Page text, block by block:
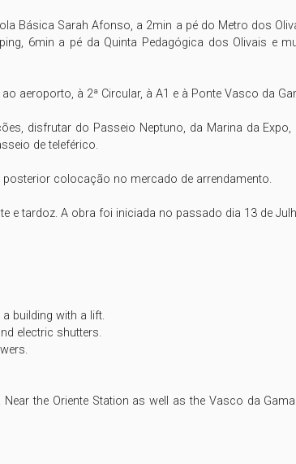
Básica Sarah Afonso, a 2min a pé do Metro dos
6min a pé da Quinta Pedagógica dos Olivais e
aeroporto, à 2ª Circular, à A1 e à Ponte Vasco da
disfrutar do Passeio Neptuno, da Marina da
de teleférico.
colocação no mercado de arrendamento.
e tardoz. A obra foi iniciada no passado dia 13 de
building with a lift.
electric shutters.
the Oriente Station as well as the Vasco da